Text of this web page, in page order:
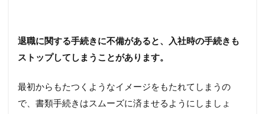
退職に関する手続きに不備があると、入社時の手続きも
ストップしてしまうことがあります。
最初からもたつくようなイメージをもたれてしまうの
で、書類手続きはスムーズに済ませるようにしましょ